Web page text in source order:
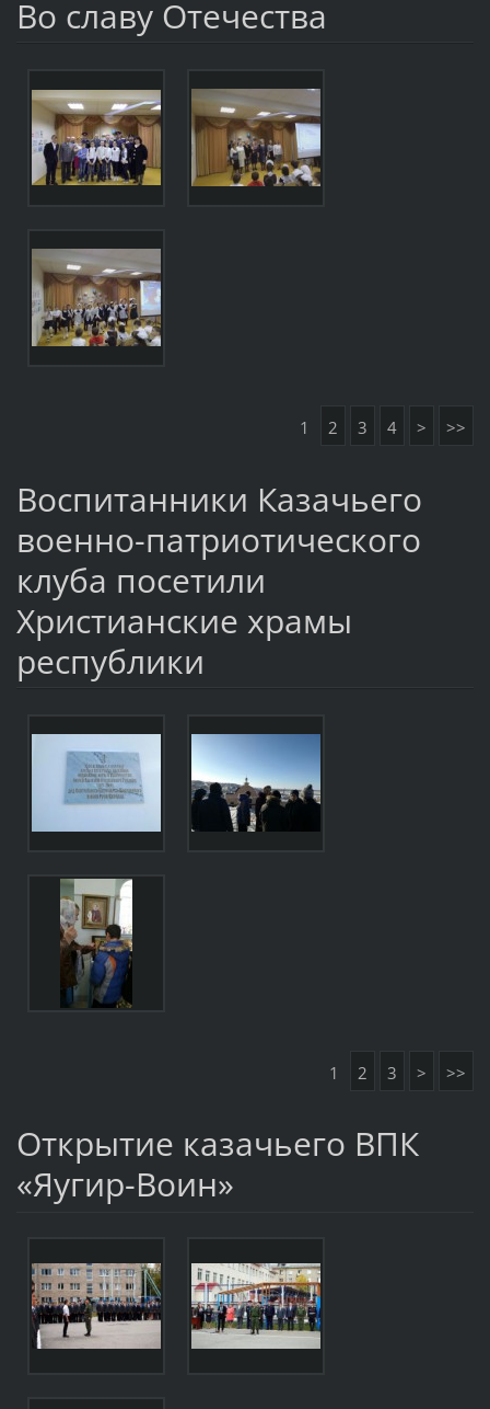
Во славу Отечества
1 2 3 4 > >>
Воспитанники Казачьего
военно-патриотического
клуба посетили
Христианские храмы
республики
1 2 3 > >>
Открытие казачьего ВПК
«Яугир-Воин»